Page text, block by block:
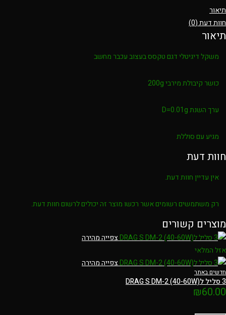
תיאור
חוות דעת (0)
תיאור
משקל דיגיטלי דגם טקסס בעצוב עכבר מחשב
כושר קיבולת מירבי 200g
ערך השנת D=0.01g
מגיע עם סוללת
חוות דעת
אין עדיין חוות דעת.
רק משתמשים רשומים אשר רכשו מוצר זה יכולים לרשום חוות דעת.
מוצרים קשורים
צפייה מהירה
אזל המלאי
צפייה מהירה
חדשים באתר
3 סליל לDRAG S DM-2 (40-60W)
₪60.00